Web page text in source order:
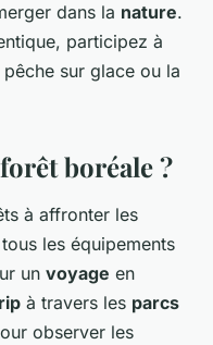
dans la nature.
participez à
sur glace ou la
boréale ?
à affronter les
les équipements
un voyage en
à travers les parcs
observer les